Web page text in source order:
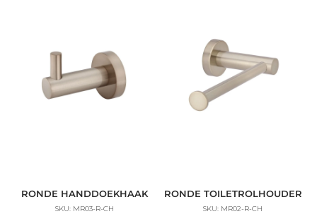
RONDE HANDDOEKHAAK
SKU: MR03-R-CH
RONDE TOILETROLHOUDER
SKU: MR02-R-CH